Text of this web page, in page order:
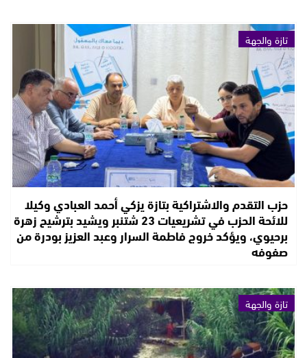
تازة والجهة
حزب التقدم والاشتراكية بتازة يزكي أحمد العبادي وكيلا
للائحة الحزب في تشريعيات 23 شتنبر ويشيد بترشيح زهرة
برحيوي، ويؤكد خروج فاطمة السرار وعبد العزيز بودرة من
صفوفه
تازة والجهة